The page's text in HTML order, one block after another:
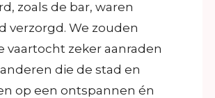
zoals de bar, waren
verzorgd. We zouden
vaartocht zeker aanraden
die de stad en
op een ontspannen én